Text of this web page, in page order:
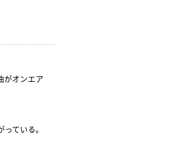
がオンエア
ている。